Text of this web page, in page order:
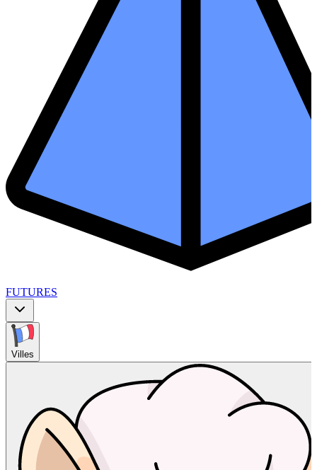
FUTURES
Villes